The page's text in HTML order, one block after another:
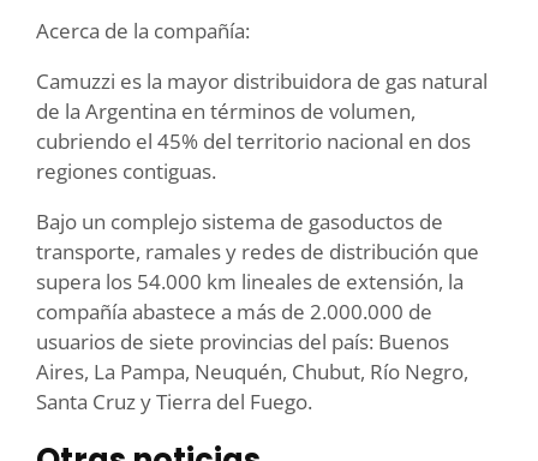
Acerca de la compañía:
Camuzzi es la mayor distribuidora de gas natural
de la Argentina en términos de volumen,
cubriendo el 45% del territorio nacional en dos
regiones contiguas.
Bajo un complejo sistema de gasoductos de
transporte, ramales y redes de distribución que
supera los 54.000 km lineales de extensión, la
compañía abastece a más de 2.000.000 de
usuarios de siete provincias del país: Buenos
Aires, La Pampa, Neuquén, Chubut, Río Negro,
Santa Cruz y Tierra del Fuego.